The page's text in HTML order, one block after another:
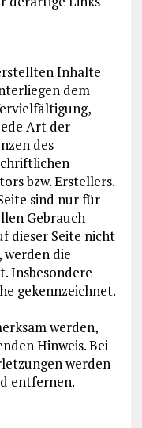
Inhalte
dem
Art der
des
bzw. Erstellers.
sind nur für
Gebrauch
dieser Seite nicht
die
Insbesondere
gekennzeichnet.
werden,
Hinweis. Bei
werden
entfernen.